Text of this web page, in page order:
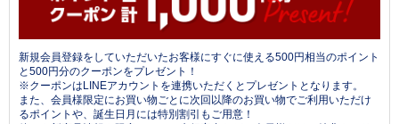
新規会員登録をしていただいたお客様にすぐに使える500円相当のポイント
と500円分のクーポンをプレゼント！
※クーポンはLINEアカウントを連携いただくとプレゼントとなります。
また、会員様限定にお買い物ごとに次回以降のお買い物でご利用いただけ
るポイントや、誕生日月には特別割引もご用意！